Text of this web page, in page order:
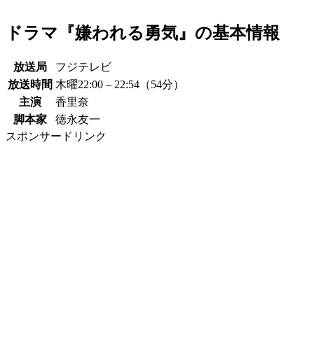
ドラマ『嫌われる勇気』の基本情報
放送局
フジテレビ
放送時間 木曜22:00 – 22:54（54分）
主演
香里奈
脚本家
徳永友一
スポンサードリンク